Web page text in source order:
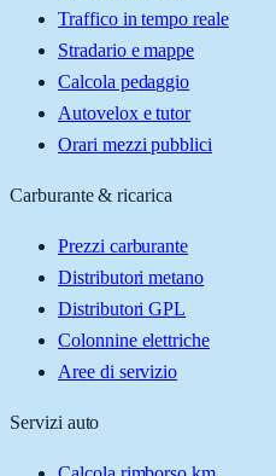
Traffico in tempo reale
Stradario e mappe
Calcola pedaggio
Autovelox e tutor
Orari mezzi pubblici
Carburante & ricarica
Prezzi carburante
Distributori metano
Distributori GPL
Colonnine elettriche
Aree di servizio
Servizi auto